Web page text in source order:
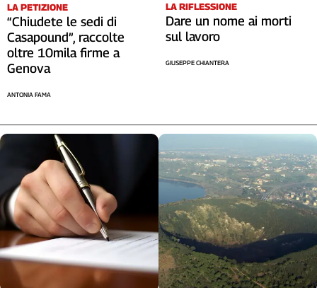
LA PETIZIONE
“Chiudete le sedi di
Casapound”, raccolte
oltre 10mila firme a
Genova
ANTONIA FAMA
LA RIFLESSIONE
Dare un nome ai morti
sul lavoro
GIUSEPPE CHIANTERA